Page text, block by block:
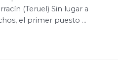
(Teruel) Sin lugar a
el primer puesto …